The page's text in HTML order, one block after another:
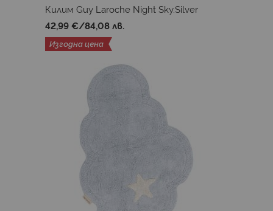
Килим Guy Laroche Night Sky.Silver
42,99 €/84,08 лв.
Изгодна цена